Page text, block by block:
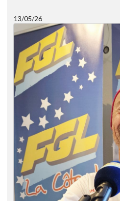
13/05/26